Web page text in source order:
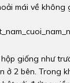
mái về không
giống như
2 bên. Trong